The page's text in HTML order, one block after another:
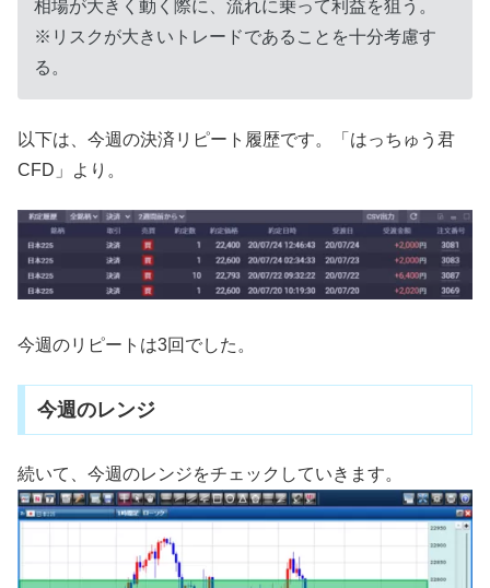
相場が大きく動く際に、流れに乗って利益を狙う。
※リスクが大きいトレードであることを十分考慮す
る。
以下は、今週の決済リピート履歴です。「はっちゅう君
CFD」より。
今週のリピートは3回でした。
今週のレンジ
続いて、今週のレンジをチェックしていきます。